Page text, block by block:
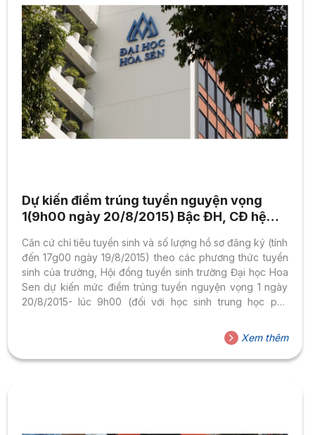
Dự kiến điểm trúng tuyển nguyện vọng
1(9h00 ngày 20/8/2015) Bậc ĐH, CĐ hệ
Căn cứ chỉ tiêu tuyển sinh và số lượng hồ sơ đăng ký (tính
đến 17g00 ngày 19/8/2015) theo các phương thức tuyển
sinh của trường, Hội đồng tuyển sinh trường Đại học Hoa
Sen dự kiến mức điểm trúng tuyển nguyện vọng 1 ngày
20/8/2015- lúc 9h00 (đối với học sinh trung học phổ
Tổng điểm chưa nhân hệ số không thấp hơn điểm ngưỡng
điểm đảm bảo chất lượng đầu vào tuyển sinh đại học, cao
đẳng hệ chính quy năm 2015 do Bộ GD&ĐT...
Xem thêm